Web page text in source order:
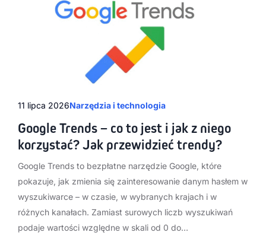
11 lipca 2026Narzędzia i technologia
Google Trends – co to jest i jak z niego
korzystać? Jak przewidzieć trendy?
Google Trends to bezpłatne narzędzie Google, które
pokazuje, jak zmienia się zainteresowanie danym hasłem w
wyszukiwarce – w czasie, w wybranych krajach i w
różnych kanałach. Zamiast surowych liczb wyszukiwań
podaje wartości względne w skali od 0 do…